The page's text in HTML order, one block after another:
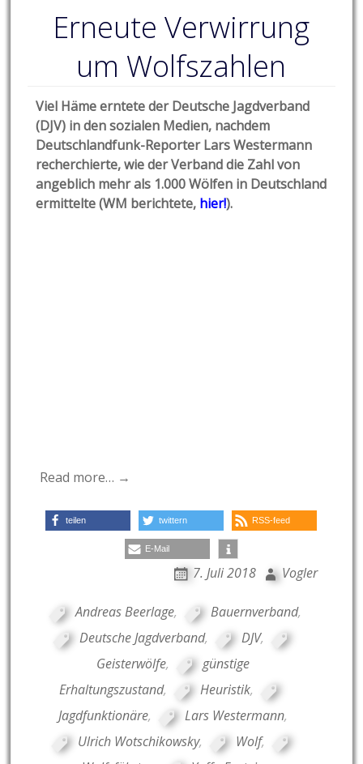
Erneute Verwirrung
um Wolfszahlen
Viel Häme erntete der Deutsche Jagdverband
(DJV) in den sozialen Medien, nachdem
Deutschlandfunk-Reporter Lars Westermann
recherchierte, wie der Verband die Zahl von
angeblich mehr als 1.000 Wölfen in Deutschland
ermittelte (WM berichtete, hier!).
Read more… →
teilen twittern RSS-feed
E-Mail
7. Juli 2018 Vogler
Andreas Beerlage, Bauernverband,
Deutsche Jagdverband, DJV,
Geisterwölfe,
günstige
Erhaltungszustand, Heuristik,
Jagdfunktionäre, Lars Westermann,
Ulrich Wotschikowsky, Wolf,